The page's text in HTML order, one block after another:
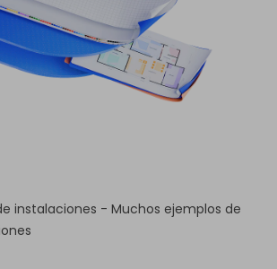
instalaciones - Muchos ejemplos de